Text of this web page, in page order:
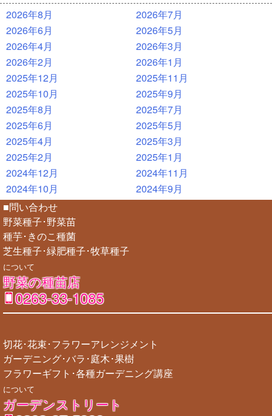
2026年8月
2026年7月
2026年6月
2026年5月
2026年4月
2026年3月
2026年2月
2026年1月
2025年12月
2025年11月
2025年10月
2025年9月
2025年8月
2025年7月
2025年6月
2025年5月
2025年4月
2025年3月
2025年2月
2025年1月
2024年12月
2024年11月
2024年10月
2024年9月
■問い合わせ
野菜種子･野菜苗
種芋･きのこ種菌
芝生種子･緑肥種子･牧草種子
について
野菜の種苗店
0263-33-1085
切花･花束･フラワーアレンジメント
ガーデニング･バラ･庭木･果樹
フラワーギフト･各種ガーデニング講座
について
ガーデンストリート